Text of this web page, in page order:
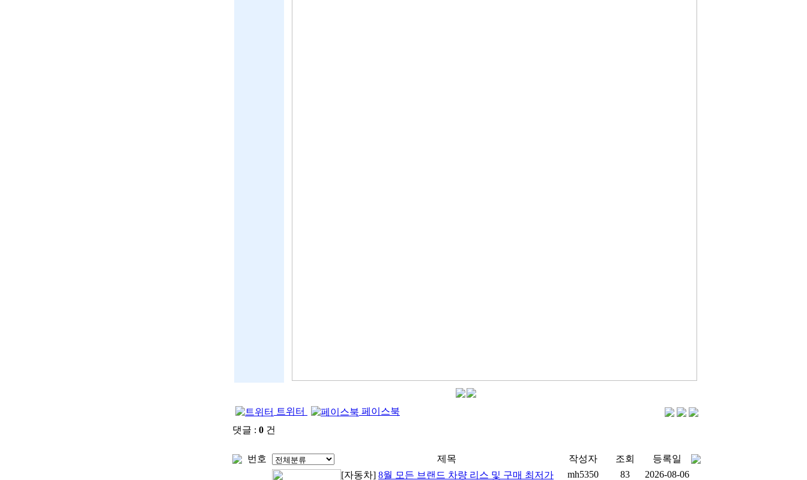
트위터
페이스북
댓글 : 0 건
번호 제목 작성자 조회 등록일
[자동차] 8월 모든 브랜드 차량 리스 및 구매 최저가
mh5350 83 2026-08-06